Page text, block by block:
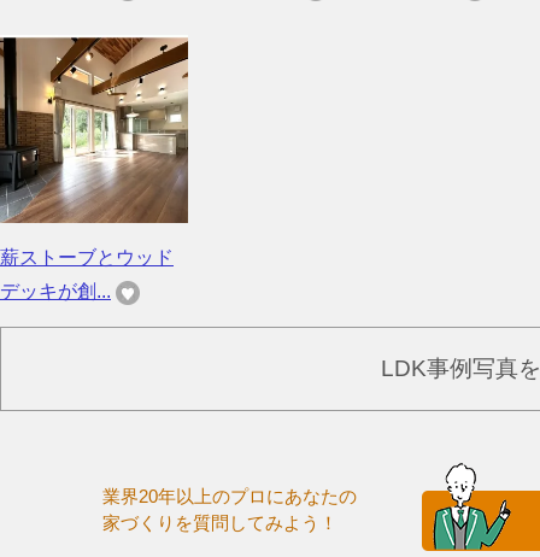
薪ストーブとウッド
デッキが創...
LDK事例写真
業界20年以上のプロにあなたの
家づくりを質問してみよう！